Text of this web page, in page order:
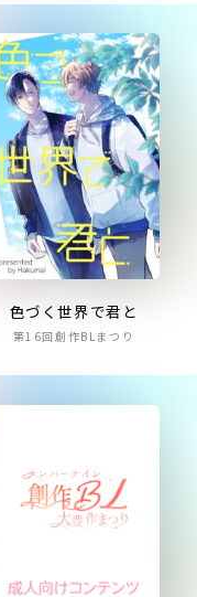
色づく世界で君と
第16回創作BLまつり